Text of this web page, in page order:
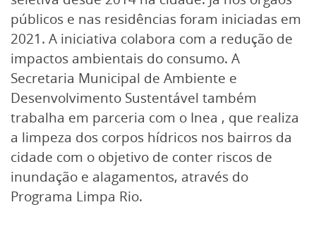
públicos e nas residências foram iniciadas em
2021. A iniciativa colabora com a redução de
impactos ambientais do consumo. A
Secretaria Municipal de Ambiente e
Desenvolvimento Sustentável também
trabalha em parceria com o Inea , que realiza
a limpeza dos corpos hídricos nos bairros da
cidade com o objetivo de conter riscos de
inundação e alagamentos, através do
Programa Limpa Rio.